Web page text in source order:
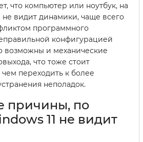
что компьютер или ноутбук, на
не видит динамики, чаще всего
программного
конфигурацией
возможны и механические
что тоже стоит
переходить к более
неполадок.
причины, по
11 не видит